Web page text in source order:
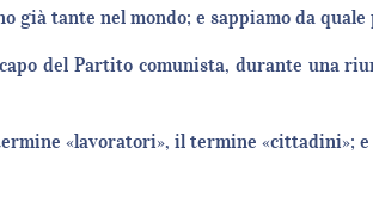
già tante nel mondo; e sappiamo da
del Partito comunista, durante una
«lavoratori», il termine «cittadini»;